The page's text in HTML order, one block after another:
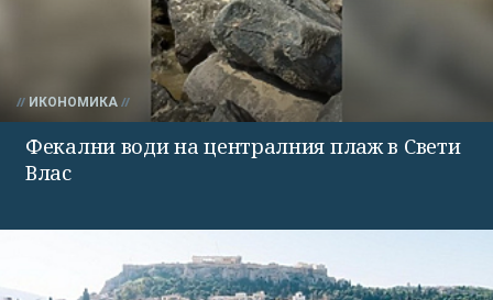
ИКОНОМИКА
Фекални води на централния плаж в Свети
Влас